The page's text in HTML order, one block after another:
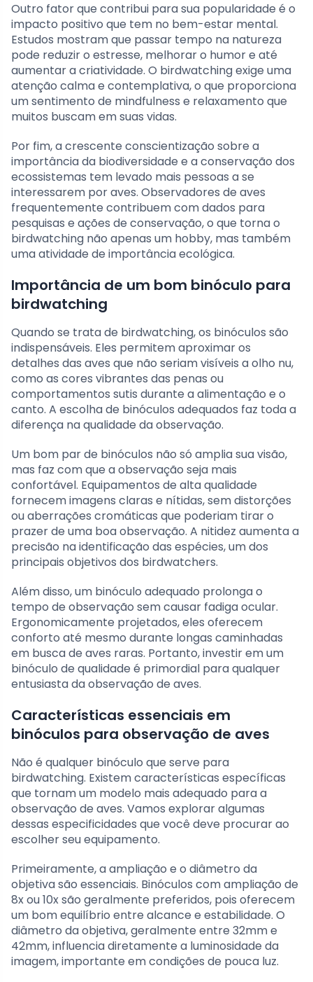
Outro fator que contribui para sua popularidade é o
impacto positivo que tem no bem-estar mental.
Estudos mostram que passar tempo na natureza
pode reduzir o estresse, melhorar o humor e até
aumentar a criatividade. O birdwatching exige uma
atenção calma e contemplativa, o que proporciona
um sentimento de mindfulness e relaxamento que
muitos buscam em suas vidas.
Por fim, a crescente conscientização sobre a
importância da biodiversidade e a conservação dos
ecossistemas tem levado mais pessoas a se
interessarem por aves. Observadores de aves
frequentemente contribuem com dados para
pesquisas e ações de conservação, o que torna o
birdwatching não apenas um hobby, mas também
uma atividade de importância ecológica.
Importância de um bom binóculo para
birdwatching
Quando se trata de birdwatching, os binóculos são
indispensáveis. Eles permitem aproximar os
detalhes das aves que não seriam visíveis a olho nu,
como as cores vibrantes das penas ou
comportamentos sutis durante a alimentação e o
canto. A escolha de binóculos adequados faz toda a
diferença na qualidade da observação.
Um bom par de binóculos não só amplia sua visão,
mas faz com que a observação seja mais
confortável. Equipamentos de alta qualidade
fornecem imagens claras e nítidas, sem distorções
ou aberrações cromáticas que poderiam tirar o
prazer de uma boa observação. A nitidez aumenta a
precisão na identificação das espécies, um dos
principais objetivos dos birdwatchers.
Além disso, um binóculo adequado prolonga o
tempo de observação sem causar fadiga ocular.
Ergonomicamente projetados, eles oferecem
conforto até mesmo durante longas caminhadas
em busca de aves raras. Portanto, investir em um
binóculo de qualidade é primordial para qualquer
entusiasta da observação de aves.
Características essenciais em
binóculos para observação de aves
Não é qualquer binóculo que serve para
birdwatching. Existem características específicas
que tornam um modelo mais adequado para a
observação de aves. Vamos explorar algumas
dessas especificidades que você deve procurar ao
escolher seu equipamento.
Primeiramente, a ampliação e o diâmetro da
objetiva são essenciais. Binóculos com ampliação de
8x ou 10x são geralmente preferidos, pois oferecem
um bom equilíbrio entre alcance e estabilidade. O
diâmetro da objetiva, geralmente entre 32mm e
42mm, influencia diretamente a luminosidade da
imagem, importante em condições de pouca luz.